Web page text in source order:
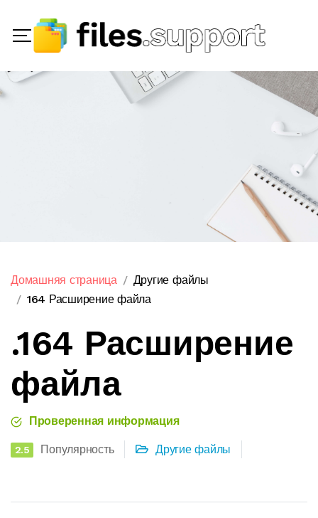
Домашняя страница
Другие файлы
164 Расширение файла
.164 Расширение
файла
Проверенная информация
2.5 Популярность Другие файлы